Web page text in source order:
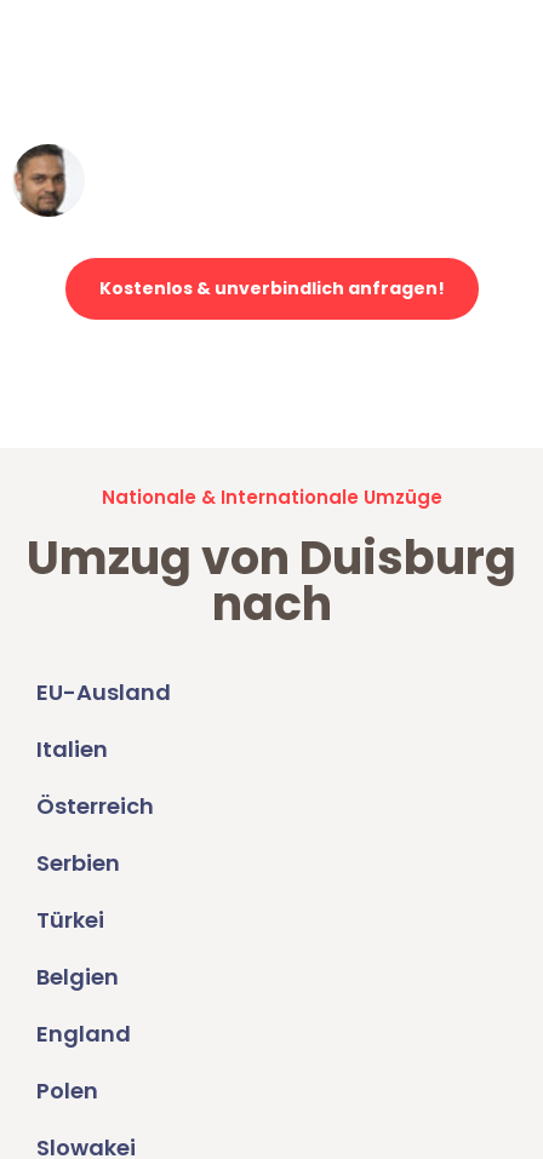
Kostenlos & unverbindlich anfragen!
Nationale & Internationale Umzüge
Umzug von Duisburg
nach
EU-Ausland
Italien
Österreich
Serbien
Türkei
Belgien
England
Polen
Slowakei